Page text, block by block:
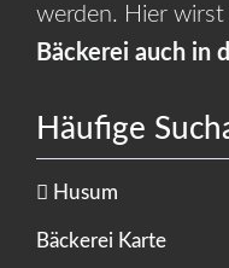
werden. Hier wirst
Bäckerei auch in
Häufige
Husum
Bäckerei Karte